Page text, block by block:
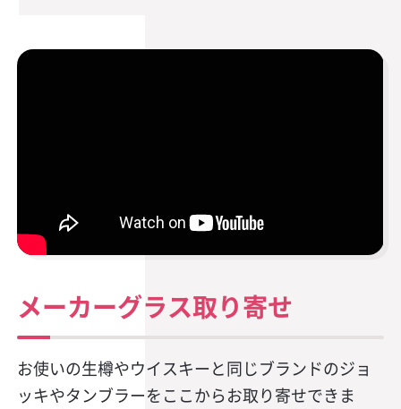
メーカーグラス取り寄せ
お使いの生樽やウイスキーと同じブランドのジョ
ッキやタンブラーをここからお取り寄せできま